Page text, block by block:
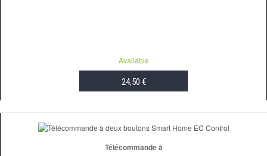
Available
24,50 €
Télécommande à